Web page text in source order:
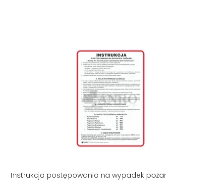
Instrukcja postępowania na wypadek pożar